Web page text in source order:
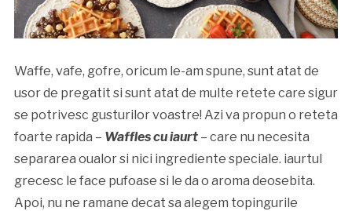
Waffe, vafe, gofre, oricum le-am spune, sunt atat de
usor de pregatit si sunt atat de multe retete care sigur
se potrivesc gusturilor voastre! Azi va propun o reteta
foarte rapida – Waffles cu iaurt– care nu necesita
separarea oualor si nici ingrediente speciale. iaurtul
grecesc le face pufoase si le da o aroma deosebita.
Apoi, nu ne ramane decat sa alegem topingurile